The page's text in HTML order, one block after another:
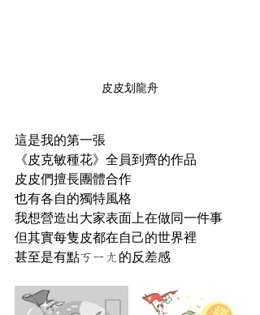
皮皮划龍舟
這是我的第一張
《皮克敏種花》全員到齊的作品
皮皮們擅長團體合作
也有各自的獨特風格
我想營造出大家表面上在做同一件事
但其實每隻皮都在自己的世界裡
甚至是有點ㄎㄧㄤ的反差感